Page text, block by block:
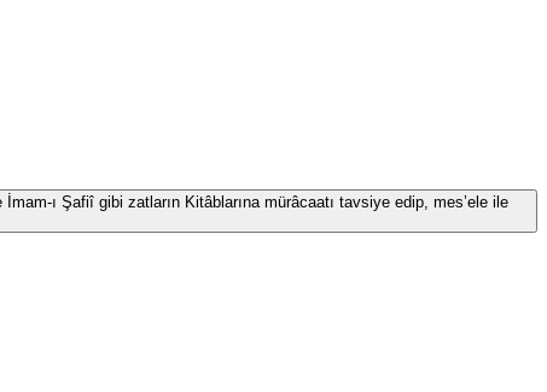
ı Şafiî gibi zatların Kitâblarına mürâcaatı tavsiye edip, mes’ele ile